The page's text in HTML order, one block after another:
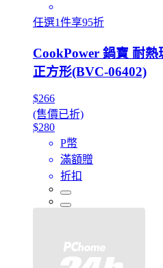
任選1件享95折
CookPower 鍋寶 耐
正方形(BVC-06402)
$266
(售價已折)
$280
P幣
滿額贈
折扣